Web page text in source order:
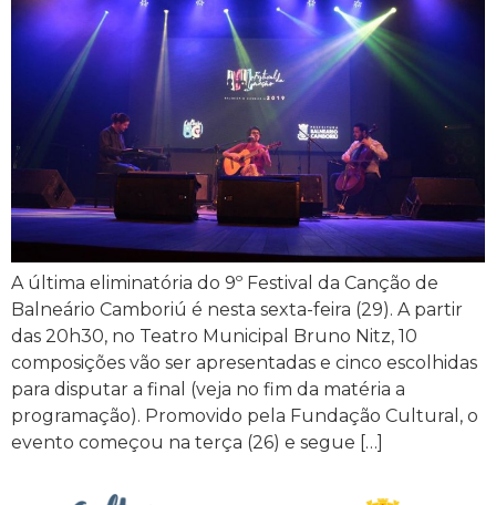
A última eliminatória do 9º Festival da Canção de
Balneário Camboriú é nesta sexta-feira (29). A partir
das 20h30, no Teatro Municipal Bruno Nitz, 10
composições vão ser apresentadas e cinco escolhidas
para disputar a final (veja no fim da matéria a
programação). Promovido pela Fundação Cultural, o
evento começou na terça (26) e segue […]